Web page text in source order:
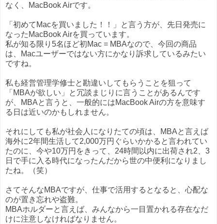
なく、MacBook Airです。
「初めてMacを買いました！！」と言う方が、先日発売に
なったMacBook Airを買っています。
私が知る限り5名ほど初Mac = MBAなので、今回の商品
は、Macユーザーではない方にかなり訴求しているみたい
ですね。
私も経営管理学修士と勘違いしてもらうことを狙って
「MBAが欲しい」と冗談まじりに言うことがあるんです
が、MBAと言うと、一般的にはMacBook Airの方を意味す
る日は近いのかもしれません。
それにしても私が社会人になりたての頃は、MBAと言えば
海外に2年間生活して2,000万円ぐらいかかると言われてい
たのに、今や10万円をきって、24時間以内に出荷され2、3
日で手に入る時代になったんだから世の中便利になりまし
たね。（笑）
さてそんなMBAですが、仕事で活用するとなると、心配な
のが置き忘れや盗難。
MBAホルダーと言えば、みんなから一目置かれる存在なだ
けに注意しなければなりません。